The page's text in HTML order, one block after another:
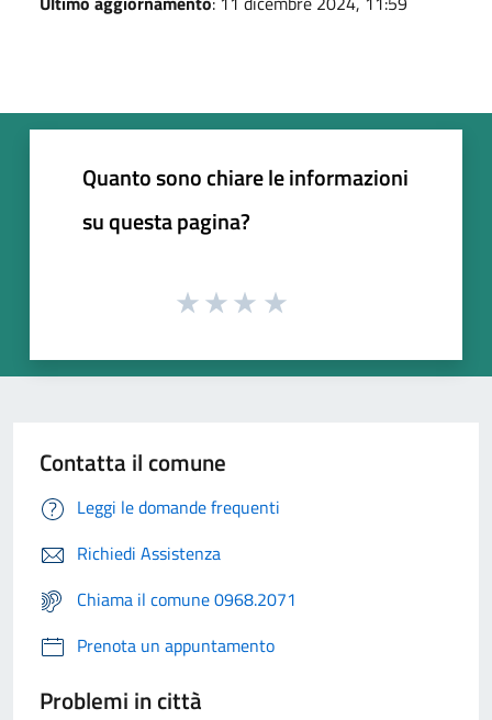
Quanto sono chiare le informazioni
su questa pagina?
Contatta il comune
Leggi le domande frequenti
Richiedi Assistenza
Chiama il comune 0968.2071
Prenota un appuntamento
Problemi in città